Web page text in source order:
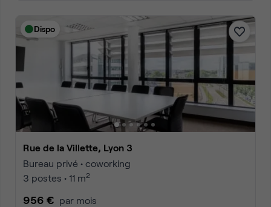
Dispo
Rue de la Villette, Lyon 3
Bureau privé • coworking
3 postes • 11 m2
956 € par mois